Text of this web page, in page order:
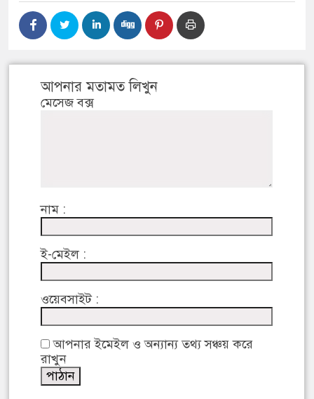
আপনার মতামত লিখুন
মেসেজ বক্স
নাম :
ই-মেইল :
ওয়েবসাইট :
আপনার ইমেইল ও অন্যান্য তথ্য সঞ্চয় করে
রাখুন